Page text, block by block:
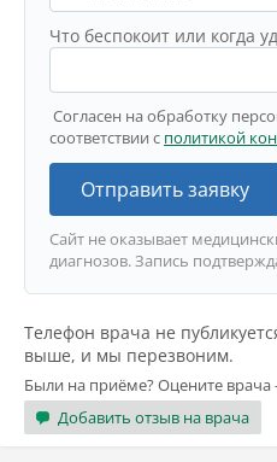
Что беспокоит или когда
Согласен на обработку
соответствии с политикой
Отправить заявку
Сайт не оказывает
диагнозов. Запись
Телефон врача не
выше, и мы перезвоним.
Были на приёме? Оцените
Добавить отзыв на врача